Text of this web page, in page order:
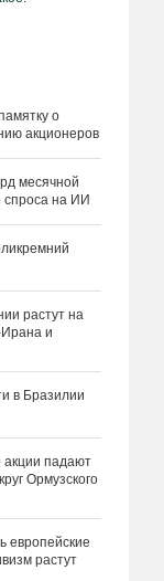
о
акционеров
месячной
спроса на ИИ
растут на
и
в Бразилии
падают
Ормузского
европейские
растут